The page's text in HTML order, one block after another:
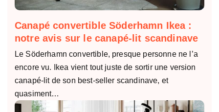
Canapé convertible Söderhamn Ikea :
notre avis sur le canapé-lit scandinave
Le Söderhamn convertible, presque personne ne l’a
encore vu. Ikea vient tout juste de sortir une version
canapé-lit de son best-seller scandinave, et
quasiment…